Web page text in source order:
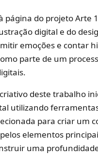
página do projeto Arte
digital e do
emoções e contar
parte de um
deste trabalho
utilizando
para criar um
elementos
uma